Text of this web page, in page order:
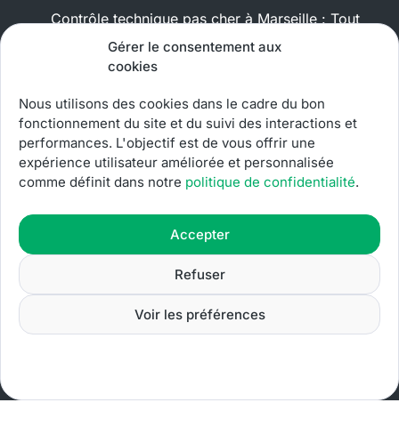
Gérer le consentement aux
cookies
Nous utilisons des cookies dans le cadre du bon
fonctionnement du site et du suivi des interactions et
performances. L'objectif est de vous offrir une
expérience utilisateur améliorée et personnalisée
comme définit dans notre politique de confidentialité.
Accepter
Refuser
Voir les préférences
Contrôle technique pas cher à Marseille : Tout
ce que vous devez savoir !
Contrôle technique Marseille 13016
Contrôle technique Marseille 13015
© 2026 • Tous droits réservés.